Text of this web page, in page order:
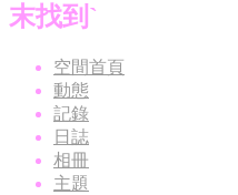
末找到`
空間首頁
動態
記錄
日誌
相冊
主題